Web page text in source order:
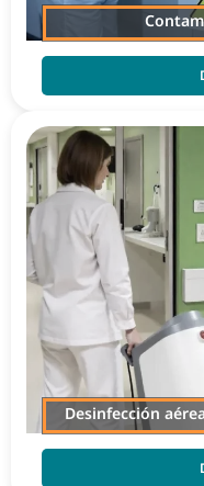
Desinfección